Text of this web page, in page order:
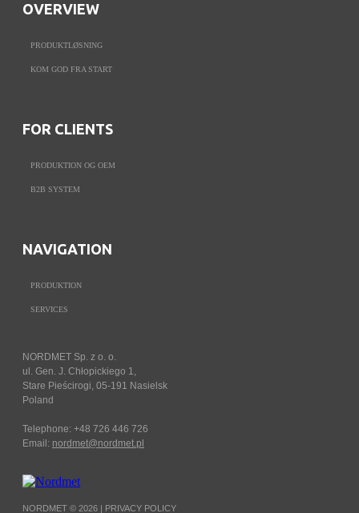
OVERVIEW
PRODUKTLØSNING
KOM GOD FRA START
FOR CLIENTS
PRODUKTION OG OEM
B2B SYSTEM
NAVIGATION
PRODUKTION
SERVICES
NORDMET Sp. z o. o.
ul. Gen. J. Chłopickiego 1,
Stare Pieścirogi, 05-191 Nasielsk
Poland
Telephone: +48 726 446 726
Email: nordmet@nordmet.pl
NORDMET © 2026 | PRIVACY POLICY